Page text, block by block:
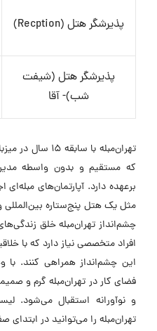
پذیرشگر هتل (Recption)
پذیرشگر هتل (شیفت
شب)- آقا
تهران‌مبله با
که مستقیم و بدون واسطه
برعهده دارد. آپارتمان‌های
مثل یک هتل پنج‌ستاره
چشم‌انداز تهران‌مبله خلق
افراد متخصصی نیاز دارد که با
این چشم‌انداز همراهی کنند.
فضای کار در تهران‌مبله گرم و
و نوآورانه استقبال می‌شود.
تهران‌مبله را می‌توانید در